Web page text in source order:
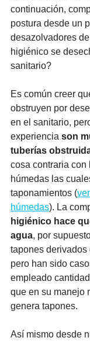
continuación,
postura desde un
desazolvadores
higiénico se
sanitario?
Es común creer
obstruyen por
en el sanitario,
experiencia son
tuberías
cosa contraria con
húmedas las
taponamientos (
húmedas). La
higiénico hace
agua, por
tapones
pero han sido
empleado
que en su manejo
genera tapones.
Así mismo desde